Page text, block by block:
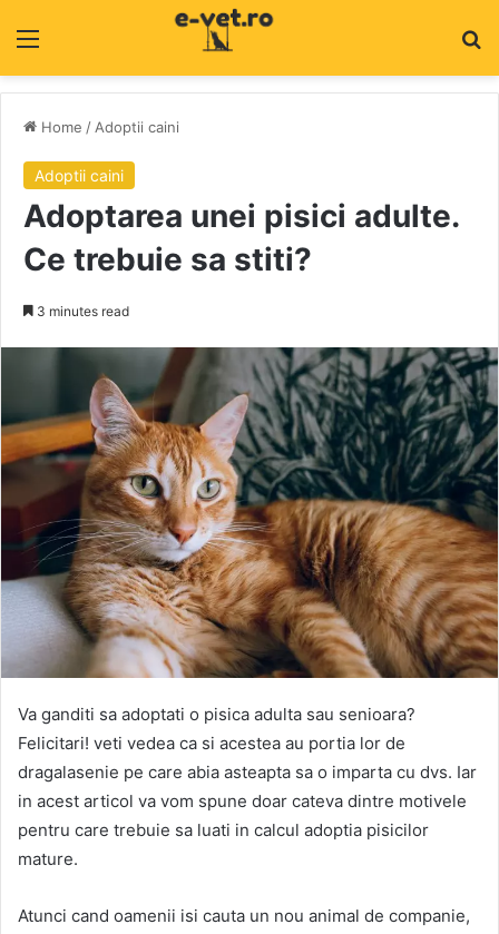
Home / Adoptii caini
Adoptii caini
Adoptarea unei pisici adulte.
Ce trebuie sa stiti?
3 minutes read
Va ganditi sa adoptati o pisica adulta sau senioara?
Felicitari! veti vedea ca si acestea au portia lor de
dragalasenie pe care abia asteapta sa o imparta cu dvs. Iar
in acest articol va vom spune doar cateva dintre motivele
pentru care trebuie sa luati in calcul adoptia pisicilor
mature.
Atunci cand oamenii isi cauta un nou animal de companie,